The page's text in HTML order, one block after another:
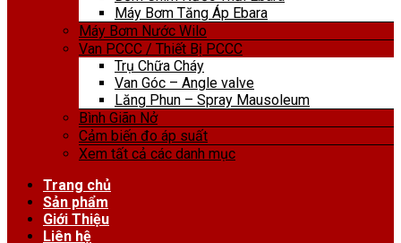
Máy Bơm Tăng Áp Ebara
Máy Bơm Nước Wilo
Van PCCC / Thiết Bị PCCC
Trụ Chữa Cháy
Van Góc – Angle valve
Lăng Phun – Spray Mausoleum
Bình Giãn Nở
Cảm biến đo áp suất
Xem tất cả các danh mục
Trang chủ
Sản phẩm
Giới Thiệu
Liên hệ